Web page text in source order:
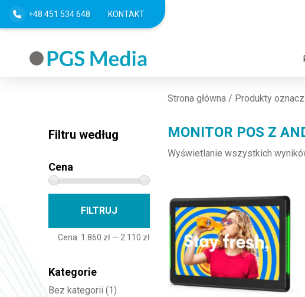
+48 451 534 648 KONTAKT
Filtru według
Cena
Cena min
Cena max
FILTRUJ
Cena: 1.860 zł— 2.110 zł
Kategorie
Bez kategorii (1)
Strona główna/ Produkty
MONITOR POS Z
Wyświetlanie wszystkich